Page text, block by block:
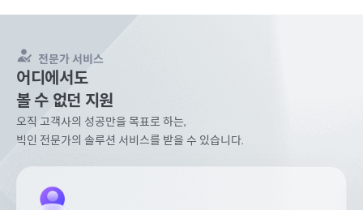
전문가 서비스
어디에서도
볼 수 없던 지원
오직 고객사의 성공만을 목표로 하는,
빅인 전문가의 솔루션 서비스를 받을 수 있습니다.